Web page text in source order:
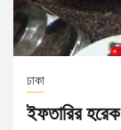
ঢাকা
ইফতারির